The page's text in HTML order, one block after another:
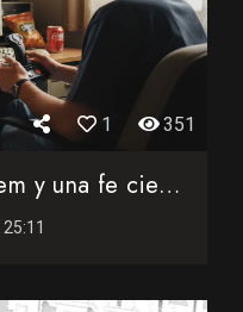
1 351
Fútbol, ruidos de módem y una fe ciega: Así monté en 199...
25:11